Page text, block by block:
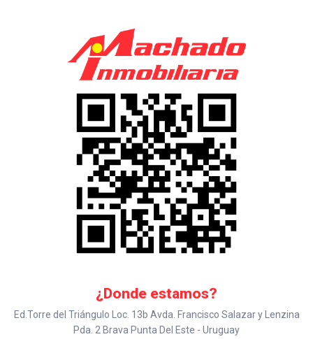
¿Donde estamos?
Ed.Torre del Triángulo Loc. 13b Avda. Francisco Salazar y Lenzina
Pda. 2 Brava Punta Del Este - Uruguay